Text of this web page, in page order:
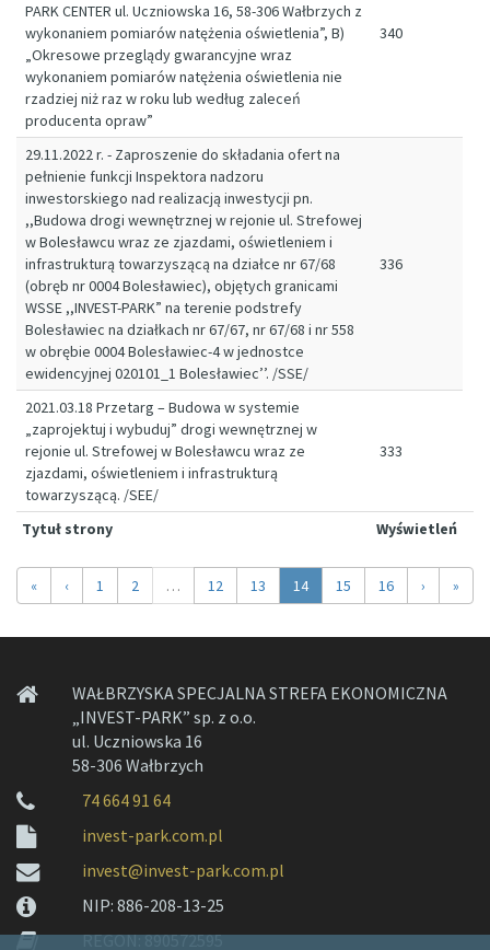
Tytuł strony Wyświetleń
PARK CENTER ul. Uczniowska 16, 58-306 Wałbrzych z
wykonaniem pomiarów natężenia oświetlenia”, B)
„Okresowe przeglądy gwarancyjne wraz
wykonaniem pomiarów natężenia oświetlenia nie
rzadziej niż raz w roku lub według zaleceń
producenta opraw”
340
29.11.2022 r. - Zaproszenie do składania ofert na
pełnienie funkcji Inspektora nadzoru
inwestorskiego nad realizacją inwestycji pn.
,,Budowa drogi wewnętrznej w rejonie ul. Strefowej
w Bolesławcu wraz ze zjazdami, oświetleniem i
infrastrukturą towarzyszącą na działce nr 67/68
(obręb nr 0004 Bolesławiec), objętych granicami
WSSE ,,INVEST-PARK” na terenie podstrefy
Bolesławiec na działkach nr 67/67, nr 67/68 i nr 558
w obrębie 0004 Bolesławiec-4 w jednostce
ewidencyjnej 020101_1 Bolesławiec’’. /SSE/
336
2021.03.18 Przetarg – Budowa w systemie
„zaprojektuj i wybuduj” drogi wewnętrznej w
rejonie ul. Strefowej w Bolesławcu wraz ze
zjazdami, oświetleniem i infrastrukturą
towarzyszącą. /SEE/
333
«Previous
‹ 1 2 … 12 13 14 15 16 › »
WAŁBRZYSKA SPECJALNA STREFA EKONOMICZNA
„INVEST-PARK” sp. z o.o.
ul. Uczniowska 16
58-306 Wałbrzych
74 664 91 64
invest-park.com.pl
invest@invest-park.com.pl
NIP: 886-208-13-25
REGON: 890572595